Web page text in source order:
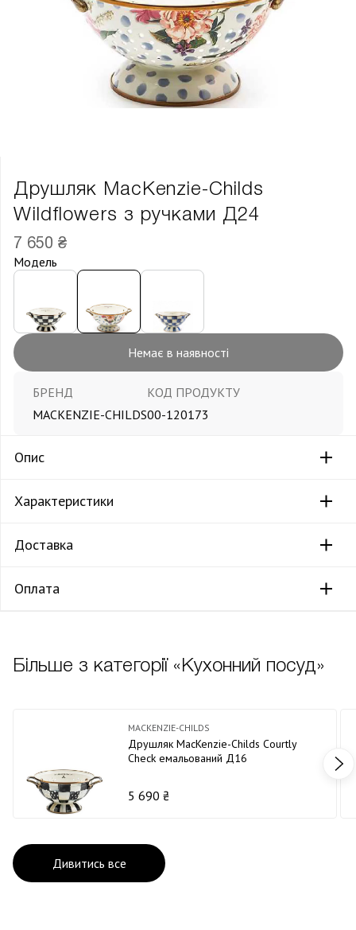
Друшляк MacKenzie-Childs
Wildflowers з ручками Д24
7 650 ₴
Модель
Немає в наявності
БРЕНД
MACKENZIE-CHILDS
КОД ПРОДУКТУ
00-120173
Опис
Характеристики
Доставка
Оплата
Більше з категорії «Кухонний посуд»
MACKENZIE-CHILDS
Друшляк MacKenzie-Childs Courtly
Check емальований Д16
5 690 ₴
Дивитись все